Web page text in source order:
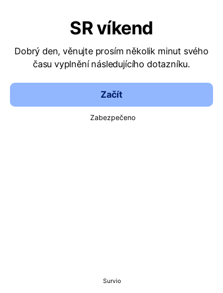
SR víkend
Dobrý den, věnujte prosím několik minut svého
času vyplnění následujícího dotazníku.
Začít
Zabezpečeno
Survio